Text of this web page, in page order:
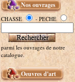
Nos ouvrages
CHASSE - PECHE
parmi les ouvrages de notre
catalogue.
Oeuvres d'art